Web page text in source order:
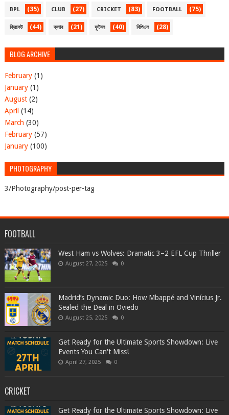
BPL (35) CLUB (27) CRICKET (83) FOOTBALL (75)
ক্রিকেট (44) ক্লাব (21) ফুটবল (40) বিপিএল (28)
BLOG ARCHIVE
February(1)
January(1)
August(2)
April (14)
March (30)
February(57)
January(100)
PHOTOGRAPHY
3/Photography/post-per-tag
FOOTBALL
West Ham vs Wolves: Dramatic 3–2 EFL Cup Thriller
August 27, 2025 0
Madrid’s Dynamic Duo: How Mbappé and Vinícius Jr.
Sealed the Deal in Oviedo
August 25, 2025 0
Get Ready for the Ultimate Sports Showdown: Live
Events You Can't Miss!
April 27, 2025 0
CRICKET
Get Ready for the Ultimate Sports Showdown: Live